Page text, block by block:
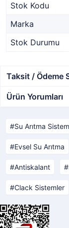
Stok Kodu
Marka
Stok Durumu
Taksit / Ödeme
Ürün Yorumları
Su Arıtma
Evsel Su Arıtma
Antiskalant
Clack Sistemler